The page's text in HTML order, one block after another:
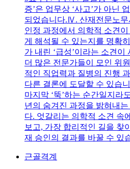
증’은 업무상 ‘사고’가 아닌
되었습니다.Ⅳ. 산재전문노무
인정 과정에서 의학적 소견
게 해석될 수 있는지를 명확
가 내린 ‘급성’이라는 소견
더 많은 전문가들이 모인 위
적인 직업력과 질병의 진행
다른 결론에 도달할 수 있습
마지막 ‘뚝’하는 순간일지라
년의 숨겨진 과정을 밝혀내
다. 엇갈리는 의학적 소견 속
보고, 가장 합리적인 길을 찾
재 승인의 결과를 바꿀 수 있
근골격계